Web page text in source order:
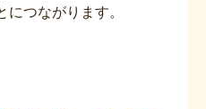
つながります。